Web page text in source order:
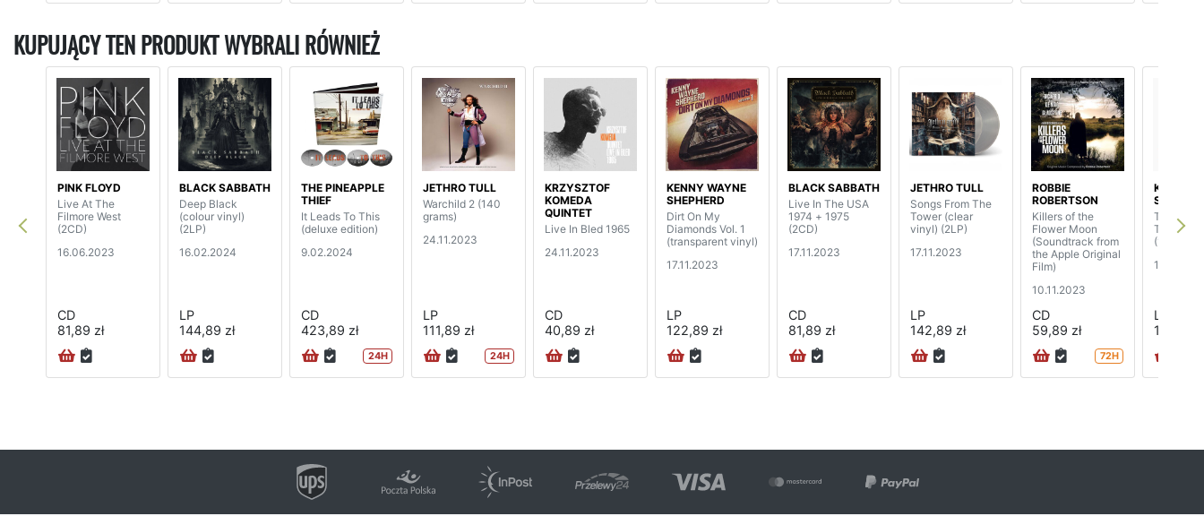
KUPUJĄCY TEN PRODUKT WYBRALI RÓWNIEŻ
PINK FLOYD
Live At The
Filmore West
(2CD)
16.06.2023
CD
81,89 zł
BLACK SABBATH
Deep Black
(colour vinyl)
(2LP)
16.02.2024
LP
144,89 zł
THE PINEAPPLE
THIEF
It Leads To This
(deluxe edition)
9.02.2024
CD
423,89 zł
24H
JETHRO TULL
Warchild 2 (140
grams)
24.11.2023
LP
111,89 zł
24H
KRZYSZTOF
KOMEDA
QUINTET
Live In Bled 1965
24.11.2023
CD
40,89 zł
KENNY WAYNE
SHEPHERD
Dirt On My
Diamonds Vol. 1
(transparent vinyl)
17.11.2023
LP
122,89 zł
BLACK SABBATH
Live In The USA
1974 + 1975
(2CD)
17.11.2023
CD
81,89 zł
JETHRO TULL
Songs From The
Tower (clear
vinyl) (2LP)
17.11.2023
LP
142,89 zł
ROBBIE
ROBERTSON
Killers of the
Flower Moon
(Soundtrack from
the Apple Original
Film)
10.11.2023
CD
59,89 zł
72H
KC & THE
The Best
The
(140
LP
119,89